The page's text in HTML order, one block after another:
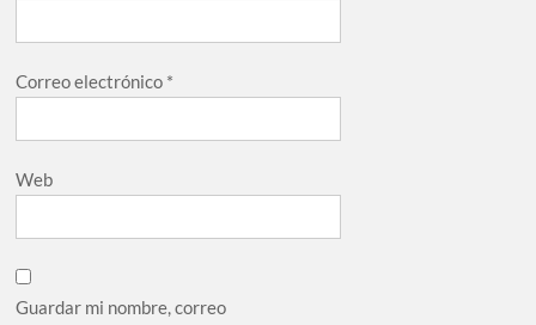
Correo electrónico *
Web
Guardar mi nombre, correo